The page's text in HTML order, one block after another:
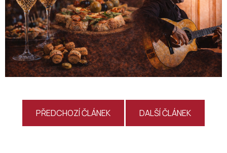
PŘEDCHOZÍ ČLÁNEK DALŠÍ ČLÁNEK